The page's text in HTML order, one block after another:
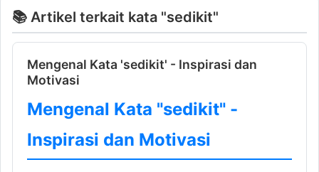
📚 Artikel terkait kata "sedikit"
Mengenal Kata 'sedikit' - Inspirasi dan
Motivasi
Mengenal Kata "sedikit" -
Inspirasi dan Motivasi